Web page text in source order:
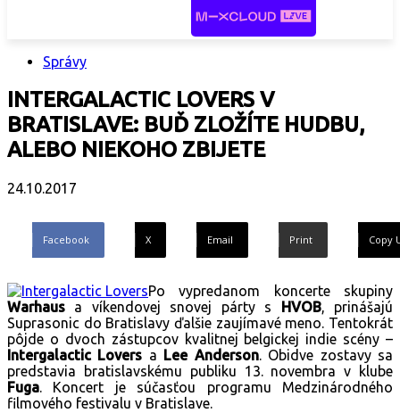
Správy
INTERGALACTIC LOVERS V
BRATISLAVE: BUĎ ZLOŽÍTE HUDBU,
ALEBO NIEKOHO ZBIJETE
24.10.2017
Facebook X Email Print Copy
Po vypredanom koncerte skupiny
Warhaus a víkendovej snovej párty s HVOB, prinášajú
Suprasonic do Bratislavy ďalšie zaujímavé meno. Tentokrát
pôjde o dvoch zástupcov kvalitnej belgickej indie scény –
Intergalactic Lovers a Lee Anderson. Obidve zostavy sa
predstavia bratislavskému publiku 13. novembra v klube
Fuga. Koncert je súčasťou programu Medzinárodného
filmového festivalu v Bratislave.